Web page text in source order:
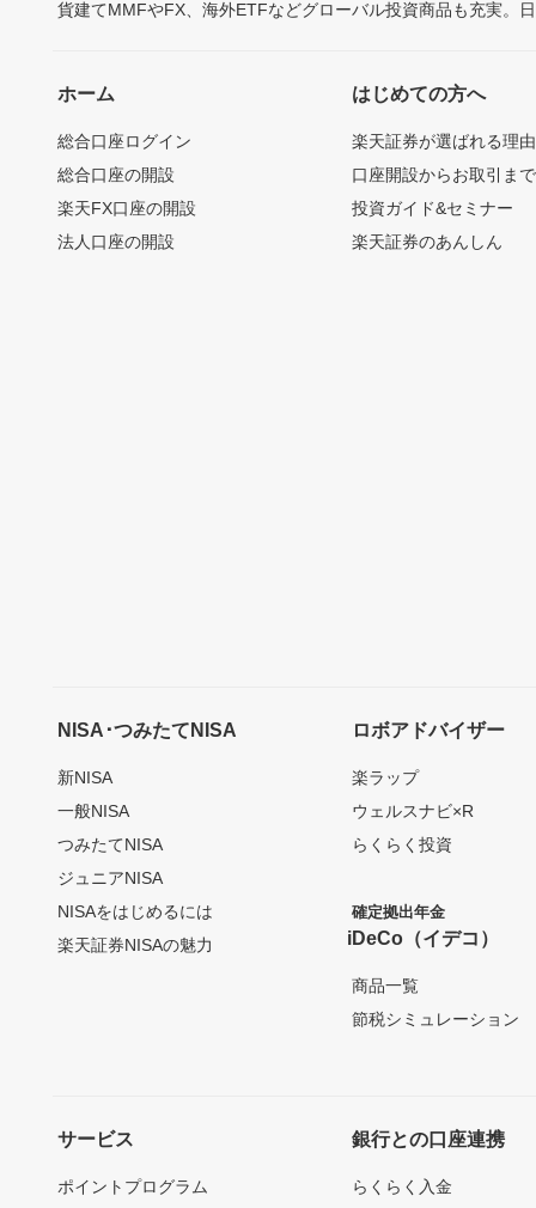
貨建てMMFやFX、海外ETFなどグローバル投資商品も充実。
ホーム
総合口座ログイン
総合口座の開設
楽天FX口座の開設
法人口座の開設
はじめての方へ
楽天証券が選ばれる理由
口座開設からお取引ま
投資ガイド&セミナー
楽天証券のあんしん
NISA･つみたてNISA
新NISA
一般NISA
つみたてNISA
ジュニアNISA
NISAをはじめるには
楽天証券NISAの魅力
ロボアドバイザー
楽ラップ
ウェルスナビ×R
らくらく投資
確定拠出年金
iDeCo（イデコ）
商品一覧
節税シミュレーション
サービス
ポイントプログラム
銀行との口座連携
らくらく入金